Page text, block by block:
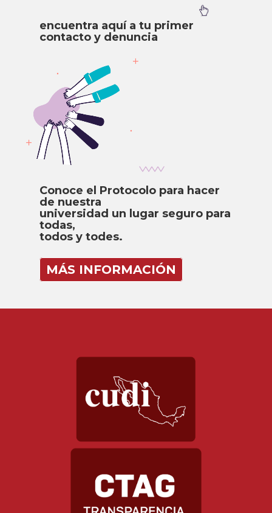
encuentra aquí a tu primer
contacto y denuncia
Conoce el Protocolo para hacer
de nuestra
universidad un lugar seguro para
todas,
todos y todes.
MÁS INFORMACIÓN